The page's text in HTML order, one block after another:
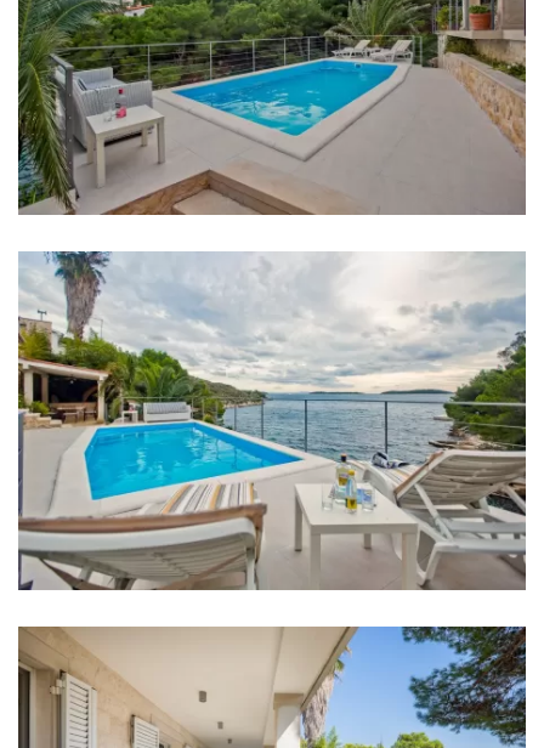
Soba 4: Bračni krevet: 1
Soba 5: Bračni krevet: 1
Soba 6: Bračni krevet: 1
TV u svakoj sobi
Krevetić za bebu
Posteljina
Kupaonice
Kupaonica 1: en suite, umivaonik, wc, tuš
Kupaonica 2: en suite, umivaonik, wc, tuš
Kupaonica 3: en suite, umivaonik, wc, tuš